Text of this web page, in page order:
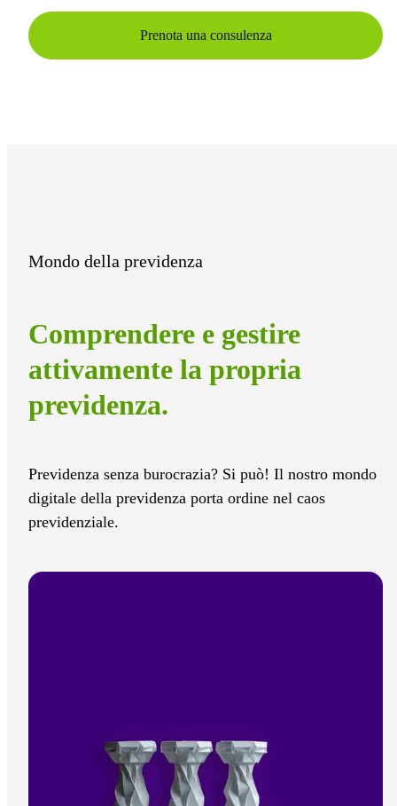
Prenota una consulenza
Mondo della previdenza
Comprendere e gestire
attivamente la propria
previdenza.
Previdenza senza burocrazia? Si può! Il nostro mondo
digitale della previdenza porta ordine nel caos
previdenziale.